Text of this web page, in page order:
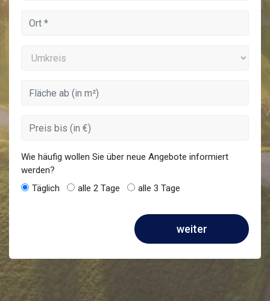
Wie häufig wollen Sie über neue Angebote informiert
werden?
Täglich
alle 2 Tage alle 3 Tage
weiter